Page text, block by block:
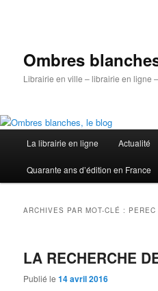
Ombres
Librairie en ville – librairie en ligne
principal
La librairie en ligne Actualité
Quarante ans d’édition en France
ARCHIVES PAR MOT-CLÉ : PEREC
LA RECHERCHE
Publié le14 avril 2016